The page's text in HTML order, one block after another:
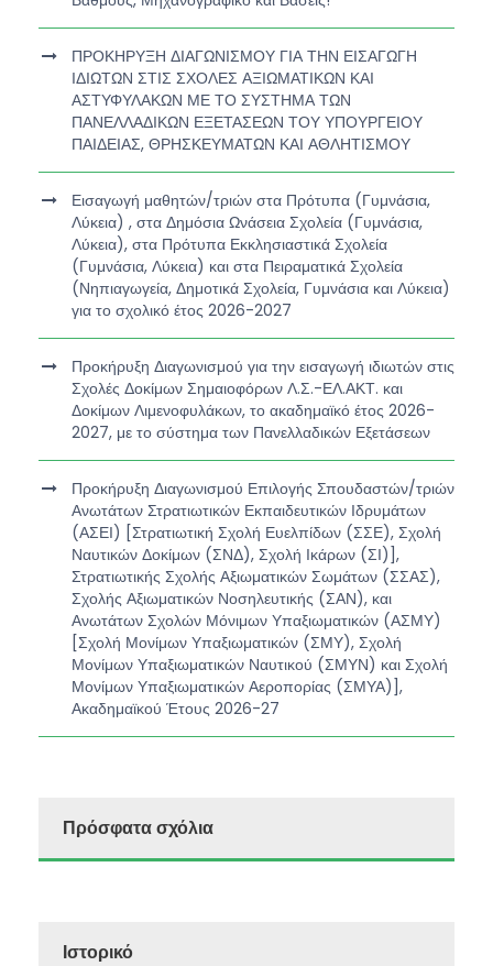
ΠΡΟΚΗΡΥΞΗ ΔΙΑΓΩΝΙΣΜΟΥ ΓΙΑ ΤΗΝ ΕΙΣΑΓΩΓΗ
ΙΔΙΩΤΩΝ ΣΤΙΣ ΣΧΟΛΕΣ ΑΞΙΩΜΑΤΙΚΩΝ ΚΑΙ
ΑΣΤΥΦΥΛΑΚΩΝ ΜΕ ΤΟ ΣΥΣΤΗΜΑ ΤΩΝ
ΠΑΝΕΛΛΑΔΙΚΩΝ ΕΞΕΤΑΣΕΩΝ ΤΟΥ ΥΠΟΥΡΓΕΙΟΥ
ΠΑΙΔΕΙΑΣ, ΘΡΗΣΚΕΥΜΑΤΩΝ ΚΑΙ ΑΘΛΗΤΙΣΜΟΥ
Εισαγωγή μαθητών/τριών στα Πρότυπα (Γυμνάσια,
Λύκεια) , στα Δημόσια Ωνάσεια Σχολεία (Γυμνάσια,
Λύκεια), στα Πρότυπα Εκκλησιαστικά Σχολεία
(Γυμνάσια, Λύκεια) και στα Πειραματικά Σχολεία
(Νηπιαγωγεία, Δημοτικά Σχολεία, Γυμνάσια και Λύκεια)
για το σχολικό έτος 2026-2027
Προκήρυξη Διαγωνισμού για την εισαγωγή ιδιωτών στις
Σχολές Δοκίμων Σημαιοφόρων Λ.Σ.-ΕΛ.ΑΚΤ. και
Δοκίμων Λιμενοφυλάκων, το ακαδημαϊκό έτος 2026-
2027, με το σύστημα των Πανελλαδικών Εξετάσεων
Προκήρυξη Διαγωνισμού Επιλογής Σπουδαστών/τριών
Ανωτάτων Στρατιωτικών Εκπαιδευτικών Ιδρυμάτων
(ΑΣΕΙ) [Στρατιωτική Σχολή Ευελπίδων (ΣΣΕ), Σχολή
Ναυτικών Δοκίμων (ΣΝΔ), Σχολή Ικάρων (ΣΙ)],
Στρατιωτικής Σχολής Αξιωματικών Σωμάτων (ΣΣΑΣ),
Σχολής Αξιωματικών Νοσηλευτικής (ΣΑΝ), και
Ανωτάτων Σχολών Μόνιμων Υπαξιωματικών (ΑΣΜΥ)
[Σχολή Μονίμων Υπαξιωματικών (ΣΜΥ), Σχολή
Μονίμων Υπαξιωματικών Ναυτικού (ΣΜΥΝ) και Σχολή
Μονίμων Υπαξιωματικών Αεροπορίας (ΣΜΥΑ)],
Ακαδημαϊκού Έτους 2026-27
Πρόσφατα σχόλια
Ιστορικό